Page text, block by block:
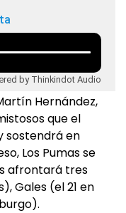
by Thinkindot Audio
Hernández,
que el
sostendrá en
Los Pumas se
afrontará tres
Gales (el 21 en